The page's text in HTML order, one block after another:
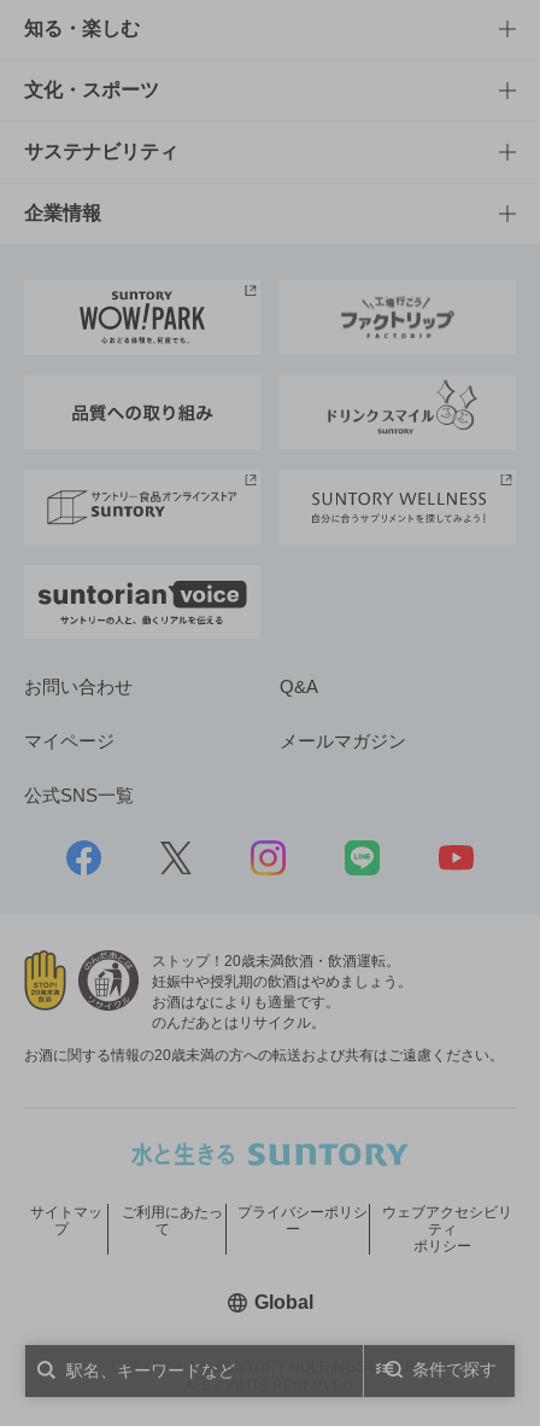
条件で探す
商品TOP
商品一覧
商品発売情報
栄養成分一覧
知る・楽しむ
知る・楽しむTOP
キャンペーン
工場見学
地域情報
文化・スポーツ
文化・スポーツTOP
サントリーホール
サントリーサンバーズ大阪
サステナビリティ
サステナビリティTOP
サントリーが考えるサステナビリティ経営
企業情報
企業概要
採用情報
お問い合わせ Q&A
マイページ メールマガジン
公式SNS一覧
ストップ！20歳未満飲酒・飲酒運転。
妊娠中や授乳期の飲酒はやめましょう。
お酒はなによりも適量です。
のんだあとはリサイクル。
お酒に関する情報の20歳未満の方への転送および共有はご遠慮ください。
COPYRIGHT © SUNTORY HOLDINGS LIMITED.
サイトマッ
プ
ご利用にあたっ
て
プライバシーポリシ
ー
ウェブアクセシビリ
ティ
ポリシー
Global新しいウィンドウで開く